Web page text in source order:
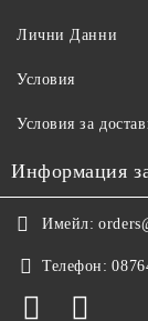
Лични Данни
Условия
Условия за
Информация
Имейл:
Телефон: